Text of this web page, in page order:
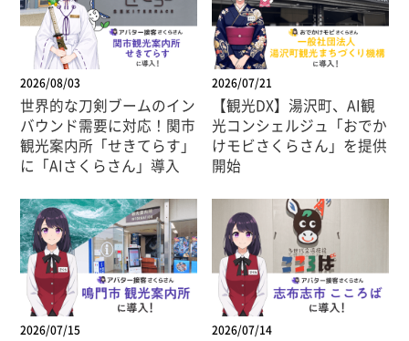
2026/08/03
世界的な刀剣ブームのイン
バウンド需要に対応！関市
観光案内所「せきてらす」
に「AIさくらさん」導入
2026/07/21
【観光DX】湯沢町、AI観
光コンシェルジュ「おでか
けモビさくらさん」を提供
開始
2026/07/15 2026/07/14